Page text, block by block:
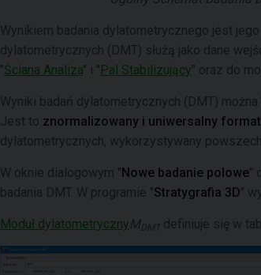
Wynikiem badania dylatometrycznego jest
dylatometrycznych (DMT) służą jako dane
"Ściana Analiza" i "Pal Stabilizujący" oraz do
Wyniki badań dylatometrycznych (DMT)
Jest to znormalizowany i uniwersalny format
dylatometrycznych, wykorzystywany
W oknie dialogowym "Nowe badanie polowe"
badania DMT. W programie "Stratygrafia 3D"
Moduł dylatometrycznyMDMT definiuje się w